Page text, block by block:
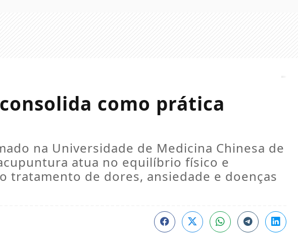
como prática
na Universidade de Medicina Chinesa de
atua no equilíbrio físico e
tratamento de dores, ansiedade e doenças